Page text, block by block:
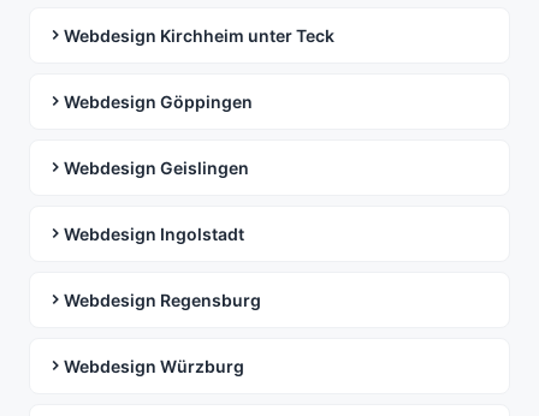
Webdesign Kirchheim unter Teck
Webdesign Göppingen
Webdesign Geislingen
Webdesign Ingolstadt
Webdesign Regensburg
Webdesign Würzburg